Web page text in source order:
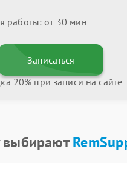
работы: от 30 мин
Записаться
20% при записи на сайте
выбирают